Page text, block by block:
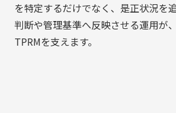
を特定するだけでなく、是正状況を
判断や管理基準へ反映させる運用が
TPRMを支えます。